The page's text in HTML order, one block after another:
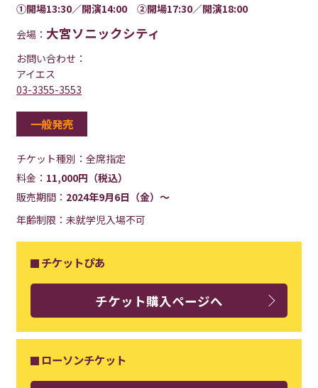
①開場13:30／開演14:00 ➁開場17:30／開演18:00
会場： 大宮ソニックシティ
お問い合わせ：
アイエス
03-3355-3553
一般発売
チケット種別： 全席指定
料金： 11,000円（税込）
販売期間： 2024年9月6日（金）～
年齢制限：未就学児入場不可
チケットぴあ
チケット購入ページへ
ローソンチケット